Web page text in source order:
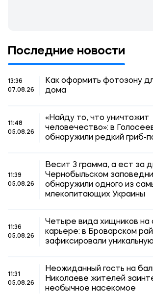
Последние новости
13:36
07.08.26
Как оформить фотозону
дома
11:48
05.08.26
«Найду то, что уничтожит
человечество»: в
обнаружили редкий гриб-
11:39
05.08.26
Весит 3 грамма, а ест за
Чернобыльском
обнаружили одного из
млекопитающих Украины
11:36
05.08.26
Четыре вида хищников на
карьере: в Броварском
зафиксировали
11:31
05.08.26
Неожиданный гость на
Николаеве жителей
необычное насекомое